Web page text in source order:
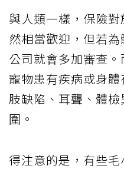
與人類一樣，保險
然相當歡迎，但若
公司就會多加審查
寵物患有疾病或身
肢缺陷、耳聾、體
圍。
得注意的是，有些